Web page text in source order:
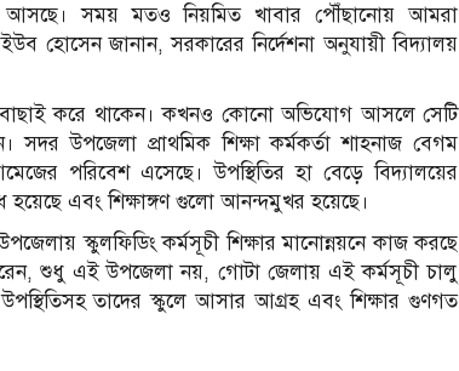
আসছে। সময় মতও নিয়মিত খাবার পৌঁছানোয় আমরা
হোসেন জানান, সরকারের নির্দেশনা অনুযায়ী বিদ্যালয়
বাছাই করে থাকেন। কখনও কোনো অভিযোগ আসলে সেটি
উপজেলা প্রাথমিক শিক্ষা কর্মকর্তা শাহনাজ বেগম
পরিবেশ এসেছে। উপস্থিতির হা বেড়ে বিদ্যালয়ের
এবং শিক্ষাঙ্গণ গুলো আনন্দমুখর হয়েছে।
স্কুলফিডিং কর্মসূচী শিক্ষার মানোন্নয়নে কাজ করছে
শুধু এই উপজেলা নয়, গোটা জেলায় এই কর্মসূচী চালু
উপস্থিতিসহ তাদের স্কুলে আসার আগ্রহ এবং শিক্ষার গুণগত